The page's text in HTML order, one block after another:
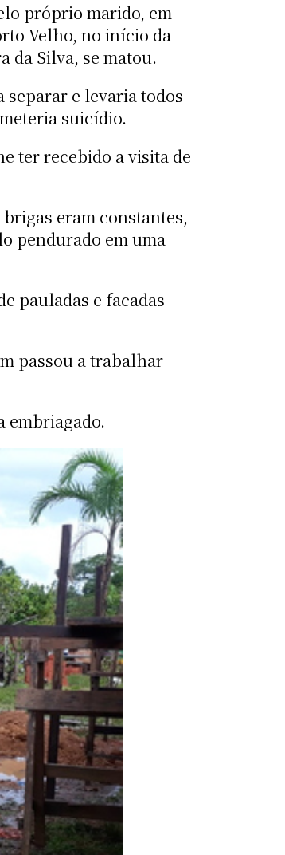
próprio marido, em
Velho, no início da
da Silva, se matou.
separar e levaria todos
suicídio.
ter recebido a visita de
eram constantes,
pendurado em uma
pauladas e facadas
passou a trabalhar
embriagado.